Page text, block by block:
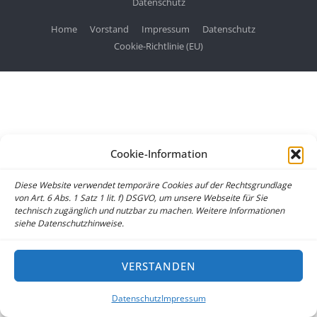
Cookie-Information
Diese Website verwendet temporäre Cookies auf der Rechtsgrundlage
von Art. 6 Abs. 1 Satz 1 lit. f) DSGVO, um unsere Webseite für Sie
technisch zugänglich und nutzbar zu machen. Weitere Informationen
siehe Datenschutzhinweise.
VERSTANDEN
DatenschutzImpressum
Home Vorstand Impressum
Datenschutz
Cookie-Richtlinie (EU)